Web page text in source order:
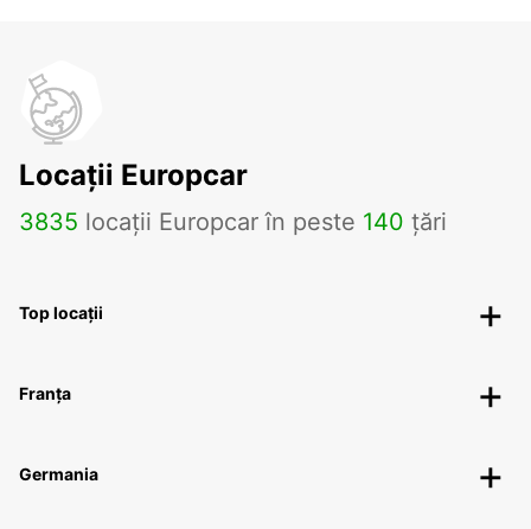
Locații Europcar
3835 locații Europcar în peste 140 țări
Top locații
Franța
Germania